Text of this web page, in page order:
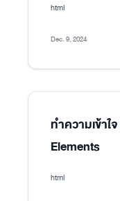
html
Dec. 9, 2024
ทำความเข้า
Elements
html